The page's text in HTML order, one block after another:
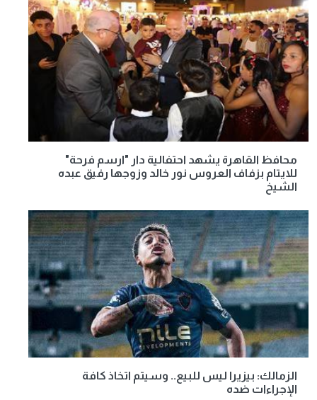
محافظ القاهرة يشهد احتفالية دار "ارسم فرحة"
للايتام بزفاف العروس نور خالد وزوجها رفيق عبده
الشيخ
الزمالك: بيزيرا ليس للبيع.. وسيتم اتخاذ كافة
الإجراءات ضده